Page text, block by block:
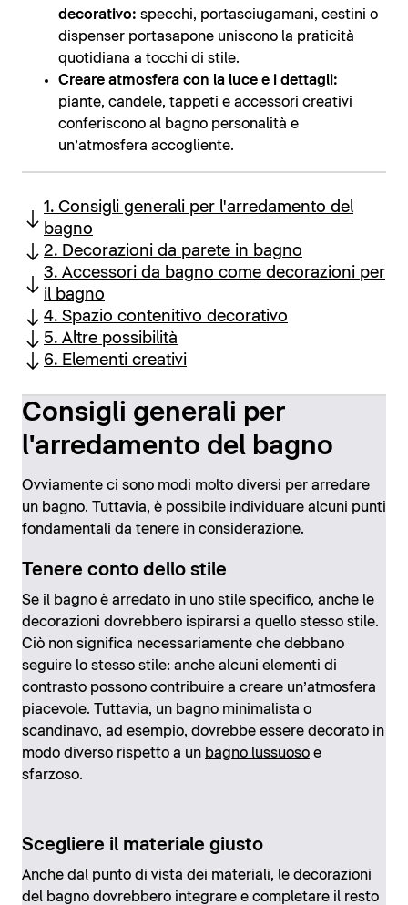
decorativo: specchi, portasciugamani, cestini o
dispenser portasapone uniscono la praticità
quotidiana a tocchi di stile.
Creare atmosfera con la luce e i dettagli:
piante, candele, tappeti e accessori creativi
conferiscono al bagno personalità e
un’atmosfera accogliente.
1. Consigli generali per l'arredamento del
bagno
2. Decorazioni da parete in bagno
3. Accessori da bagno come decorazioni per
il bagno
4. Spazio contenitivo decorativo
5. Altre possibilità
6. Elementi creativi
Consigli generali per
l'arredamento del bagno
Ovviamente ci sono modi molto diversi per arredare
un bagno. Tuttavia, è possibile individuare alcuni punti
fondamentali da tenere in considerazione.
Tenere conto dello stile
Se il bagno è arredato in uno stile specifico, anche le
decorazioni dovrebbero ispirarsi a quello stesso stile.
Ciò non significa necessariamente che debbano
seguire lo stesso stile: anche alcuni elementi di
contrasto possono contribuire a creare un’atmosfera
piacevole. Tuttavia, un bagno minimalista o
scandinavo, ad esempio, dovrebbe essere decorato in
modo diverso rispetto a un bagno lussuoso e
sfarzoso.
Scegliere il materiale giusto
Anche dal punto di vista dei materiali, le decorazioni
del bagno dovrebbero integrare e completare il resto